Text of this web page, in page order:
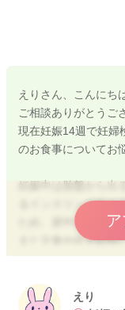
えりさん、こんにちは
ご相談ありがとうご
現在妊娠14週で妊婦
のお食事についてお
妊娠中は胎盤から出
るインスリンの効き
ため、尿中にも糖が
また欠食や在宅勤務
りやすくなっている
ただ、妊娠中に尿糖
えり